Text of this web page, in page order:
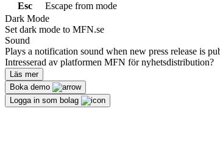
Esc
Escape from mode
Dark Mode
Set dark mode to MFN.se
Sound
Plays a notification sound when new press release is
Intresserad av platformen MFN för nyhetsdistribution?
Läs mer
Boka demo
Logga in som bolag